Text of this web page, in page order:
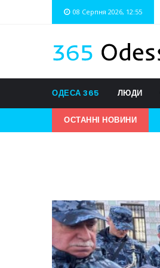
08 Серпня 2026, 12:55
ОДЕСА 365 ЛЮДИ
ОСТАННІ НОВИНИ